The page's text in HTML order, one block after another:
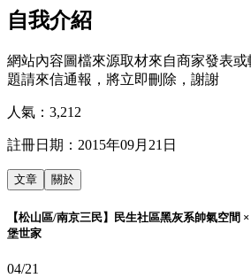
自我介紹
網站內容圖檔來源取材來自商家發表
題請來信通報，將立即刪除，謝謝
人氣： 3,212
註冊日期： 2015年09月21日
文章 關於
【松山區/南京三民】民生社區黑灰系帥氣空間
堡世家
04/21